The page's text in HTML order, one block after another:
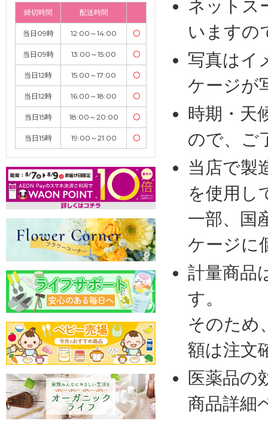
締切時間 配送時間
当日09時 12:00～14:00 〇
当日09時 13:00～15:00 〇
当日12時 15:00～17:00 〇
当日12時 16:00～18:00 〇
当日15時 18:00～20:00 〇
当日15時 19:00～21:00 〇
ネットス
いますの
写真はイ
ケージが
時期・天
ので、ご
当店で製
を使用し
一部、国
ケージに
計量商品
す。
そのため
額は注文
医薬品の
商品詳細